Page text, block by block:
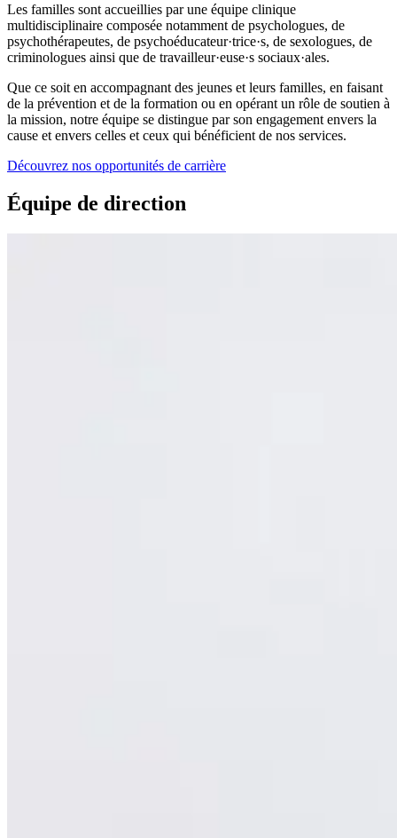
Les familles sont accueillies par une équipe clinique
multidisciplinaire composée notamment de psychologues, de
psychothérapeutes, de psychoéducateur·trice·s, de sexologues, de
criminologues ainsi que de travailleur·euse·s sociaux·ales.
Que ce soit en accompagnant des jeunes et leurs familles, en faisant
de la prévention et de la formation ou en opérant un rôle de soutien à
la mission, notre équipe se distingue par son engagement envers la
cause et envers celles et ceux qui bénéficient de nos services.
Découvrez nos opportunités de carrière
Équipe de direction